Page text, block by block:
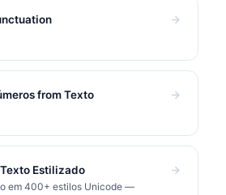
from Texto
Estilizado
em 400+ estilos Unicode —